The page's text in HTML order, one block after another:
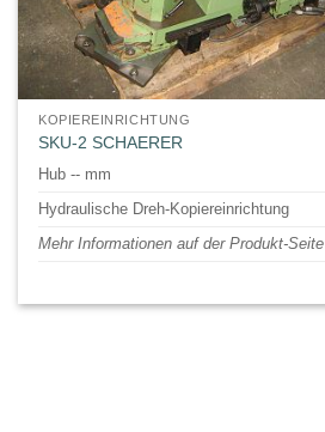
KOPIEREINRICHTUNG
SKU-2 SCHAERER
Hub -- mm
Hydraulische Dreh-Kopiereinrichtung
Mehr Informationen auf der Produkt-Seite